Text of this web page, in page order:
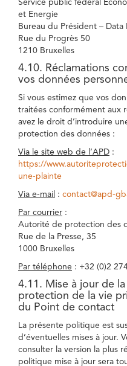
Service public fédéral
et Energie
Bureau du Président –
Rue du Progrès 50
1210 Bruxelles
4.10. Réclamations
vos données
Si vous estimez que vos
traitées conformément aux
avez le droit d’introduire
protection des données :
Via le site web de l’APD :
https://
une-plainte
Via e-mail : contact@apd-
Par courrier :
Autorité de protection des
Rue de la Presse, 35
1000 Bruxelles
Par téléphone : +32 (0)2
4.11. Mise à jour de
protection de la vie
du Point de contact
La présente politique est
d’éventuelles mises à jour.
consulter la version la plus
politique mise à jour sera